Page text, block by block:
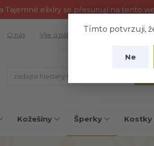
Tajemné elixíry se přesunují na tento
Tímto potvrzuji,
Ne
O nás Vše o nákupu Fotogalerie
Kožešiny Šperky Kostky